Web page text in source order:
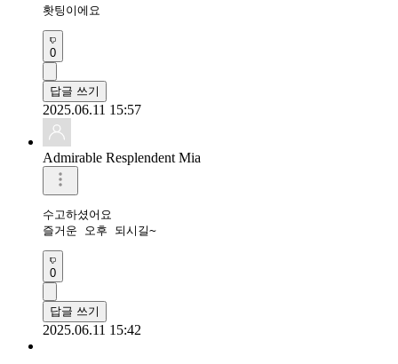
홧팅이에요
0
답글 쓰기
2025.06.11 15:57
Admirable Resplendent Mia
수고하셨어요
즐거운 오후 되시길~
0
답글 쓰기
2025.06.11 15:42